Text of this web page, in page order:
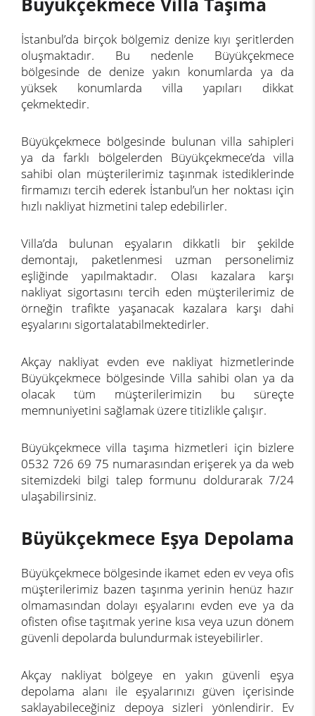
İstanbul’da birçok bölgemiz denize kıyı şeritlerden
oluşmaktadır. Bu nedenle Büyükçekmece
bölgesinde de denize yakın konumlarda ya da
yüksek konumlarda villa yapıları dikkat
çekmektedir.
Büyükçekmece bölgesinde bulunan villa sahipleri
ya da farklı bölgelerden Büyükçekmece’da villa
sahibi olan müşterilerimiz taşınmak istediklerinde
firmamızı tercih ederek İstanbul’un her noktası için
hızlı nakliyat hizmetini talep edebilirler.
Villa’da bulunan eşyaların dikkatli bir şekilde
demontajı, paketlenmesi uzman personelimiz
eşliğinde yapılmaktadır. Olası kazalara karşı
nakliyat sigortasını tercih eden müşterilerimiz de
örneğin trafikte yaşanacak kazalara karşı dahi
eşyalarını sigortalatabilmektedirler.
Akçay nakliyat evden eve nakliyat hizmetlerinde
Büyükçekmece bölgesinde Villa sahibi olan ya da
olacak tüm müşterilerimizin bu süreçte
memnuniyetini sağlamak üzere titizlikle çalışır.
Büyükçekmece villa taşıma hizmetleri için bizlere
0532 726 69 75 numarasından erişerek ya da web
sitemizdeki bilgi talep formunu doldurarak 7/24
ulaşabilirsiniz.
Büyükçekmece Eşya Depolama
Büyükçekmece bölgesinde ikamet eden ev veya ofis
müşterilerimiz bazen taşınma yerinin henüz hazır
olmamasından dolayı eşyalarını evden eve ya da
ofisten ofise taşıtmak yerine kısa veya uzun dönem
güvenli depolarda bulundurmak isteyebilirler.
Akçay nakliyat bölgeye en yakın güvenli eşya
depolama alanı ile eşyalarınızı güven içerisinde
saklayabileceğiniz depoya sizleri yönlendirir. Ev